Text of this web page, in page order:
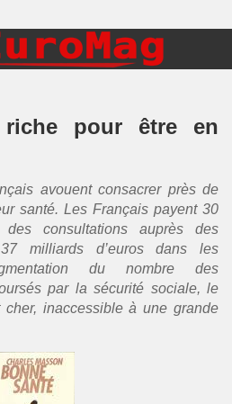
pour être en
avouent consacrer près de
santé. Les Français payent 30
des consultations auprès des
milliards d’euros dans les
du nombre des
par la sécurité sociale, le
inaccessible à une grande